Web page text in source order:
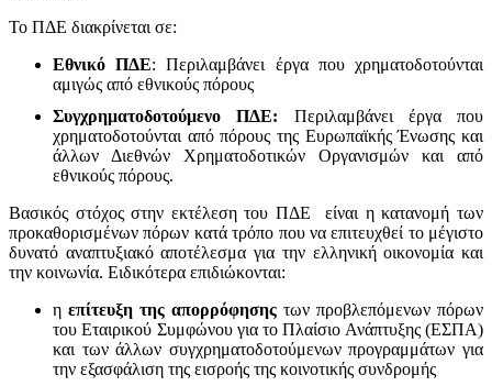
Το ΠΔΕ διακρίνεται σε:
Εθνικό ΠΔΕ: Περιλαμβάνει έργα που χρηματοδοτούνται
αμιγώς από εθνικούς πόρους
Συγχρηματοδοτούμενο ΠΔΕ: Περιλαμβάνει έργα που
χρηματοδοτούνται από πόρους της Ευρωπαϊκής Ένωσης και
άλλων Διεθνών Χρηματοδοτικών Οργανισμών και από
εθνικούς πόρους.
Βασικός στόχος στην εκτέλεση του ΠΔΕ είναι η κατανομή των
προκαθορισμένων πόρων κατά τρόπο που να επιτευχθεί το μέγιστο
δυνατό αναπτυξιακό αποτέλεσμα για την ελληνική οικονομία και
την κοινωνία. Ειδικότερα επιδιώκονται:
η επίτευξη της απορρόφησης των προβλεπόμενων πόρων
του Εταιρικού Συμφώνου για το Πλαίσιο Ανάπτυξης (ΕΣΠΑ)
και των άλλων συγχρηματοδοτούμενων προγραμμάτων για
την εξασφάλιση της εισροής της κοινοτικής συνδρομής